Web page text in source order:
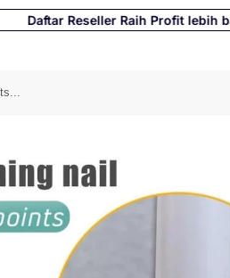
Daftar Reseller Raih Profit lebih